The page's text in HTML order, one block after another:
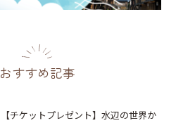
おすすめ記事
【チケットプレゼント】水辺の世界か